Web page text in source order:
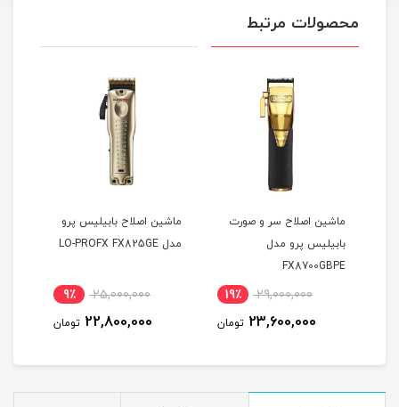
محصولات مرتبط
ماشین اصلاح سر و صورت
بابیلیس پرو مدل
FX8700GBPE
29,000,000 19٪
23,600,000 تومان
ماشین اصلاح بابیلیس پرو
مدل LO-PROFX FX825GE
25,000,000 9٪
22,800,000 تومان